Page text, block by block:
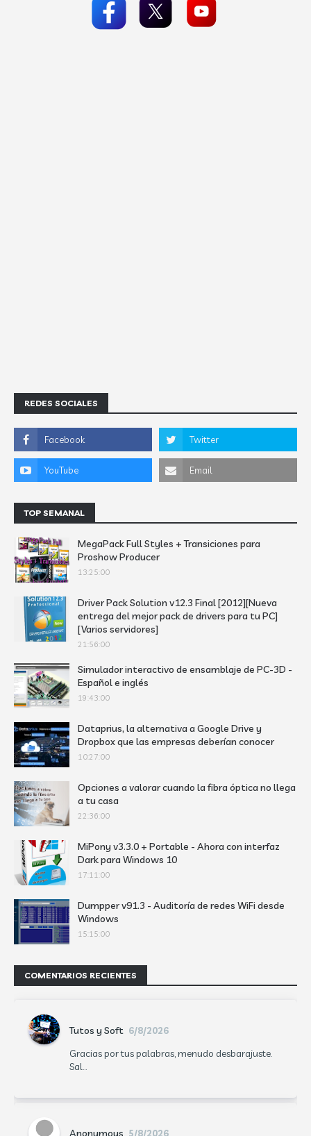
REDES SOCIALES
TOP SEMANAL
MegaPack Full Styles + Transiciones para
Proshow Producer
13:25:00
Driver Pack Solution v12.3 Final [2012][Nueva
entrega del mejor pack de drivers para tu PC]
[Varios servidores]
21:56:00
Simulador interactivo de ensamblaje de PC-3D -
Español e inglés
19:43:00
Dataprius, la alternativa a Google Drive y
Dropbox que las empresas deberían conocer
10:27:00
Opciones a valorar cuando la fibra óptica no llega
a tu casa
22:36:00
MiPony v3.3.0 + Portable - Ahora con interfaz
Dark para Windows 10
17:11:00
Dumpper v91.3 - Auditoría de redes WiFi desde
Windows
15:15:00
COMENTARIOS RECIENTES
Tutos y Soft 6/8/2026
Gracias por tus palabras, menudo desbarajuste.
Sal...
Anonymous 5/8/2026